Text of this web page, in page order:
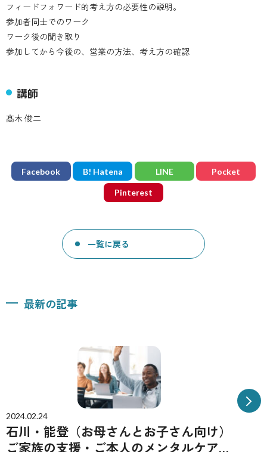
フィードフォワード的考え方の必要性の説明。
参加者同士でのワーク
ワーク後の聞き取り
参加してから今後の、営業の方法、考え方の確認
講師
髙木 俊二
Facebook B! Hatena LINE Pocket
Pinterest
一覧に戻る
最新の記事
2024.02.24
石川・能登（お母さんとお子さん向け）
ご家族の支援・ご本人のメンタルケアを